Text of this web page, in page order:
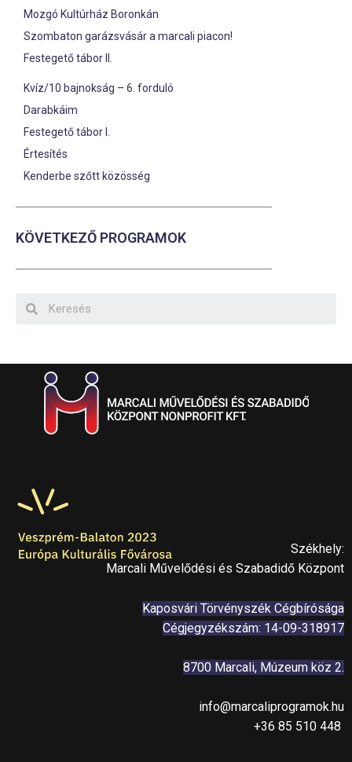
Mozgó Kultúrház Boronkán
Szombaton garázsvásár a marcali piacon!
Festegető tábor II.
Kvíz/10 bajnokság – 6. forduló
Darabkáim
Festegető tábor I.
Értesítés
Kenderbe szőtt közösség
KÖVETKEZŐ PROGRAMOK
Székhely:
Marcali Művelődési és Szabadidő Központ
Kaposvári Törvényszék Cégbírósága
Cégjegyzékszám: 14-09-318917
8700 Marcali, Múzeum köz 2.
info@marcaliprogramok.hu
+36 85 510 448